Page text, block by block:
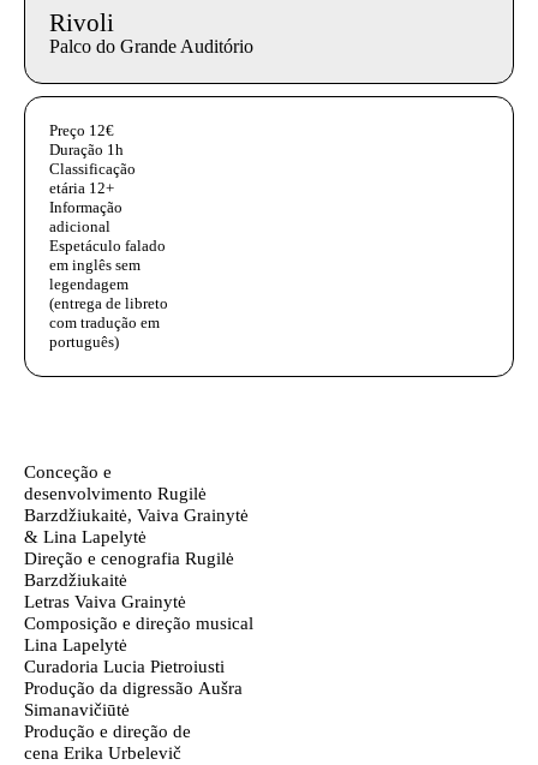
Rivoli
Palco do Grande Auditório
InformaÃ§Ã£o adicional
Preço 12€
Duração 1h
Classificação
etária 12+
Informação
adicional
Espetáculo falado
em inglês sem
legendagem
(entrega de libreto
com tradução em
português)
Conceção e
desenvolvimento Rugilė
Barzdžiukaitė, Vaiva Grainytė
& Lina Lapelytė
Direção e cenografia Rugilė
Barzdžiukaitė
Letras Vaiva Grainytė
Composição e direção musical
Lina Lapelytė
Curadoria Lucia Pietroiusti
Produção da digressão Aušra
Simanavičiūtė
Produção e direção de
cena Erika Urbelevič